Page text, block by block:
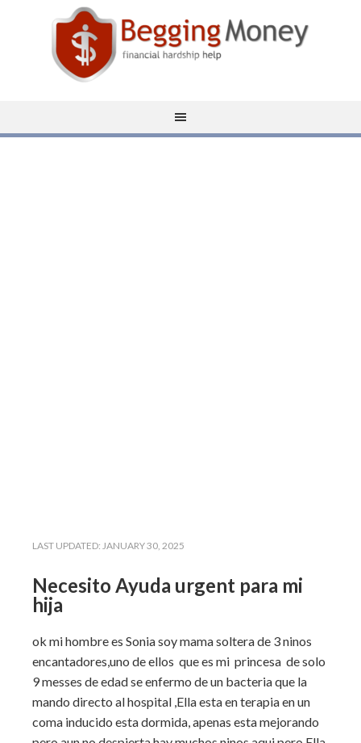
LAST UPDATED: JANUARY 30, 2025
Necesito Ayuda urgent para mi
hija
ok mi hombre es Sonia soy mama soltera de 3 ninos
encantadores,uno de ellos que es mi princesa de solo
9 messes de edad se enfermo de un bacteria que la
mando directo al hospital ,Ella esta en terapia en un
coma inducido esta dormida, apenas esta mejorando